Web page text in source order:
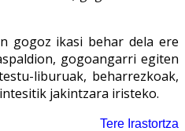
gogoz ikasi behar dela ere
gogoangarri egiten
liburuak, beharrezkoak,
jakintzara iristeko.
Tere Irastortza